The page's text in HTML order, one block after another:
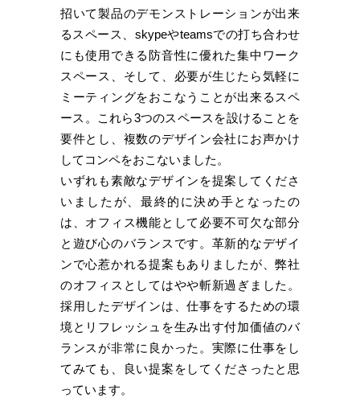
招いて製品のデモンストレーションが出来
るスペース、skypeやteamsでの打ち合わせ
にも使用できる防音性に優れた集中ワーク
スペース、そして、必要が生じたら気軽に
ミーティングをおこなうことが出来るスペ
ース。これら3つのスペースを設けることを
要件とし、複数のデザイン会社にお声かけ
してコンペをおこないました。
いずれも素敵なデザインを提案してくださ
いましたが、最終的に決め手となったの
は、オフィス機能として必要不可欠な部分
と遊び心のバランスです。革新的なデザイ
ンで心惹かれる提案もありましたが、弊社
のオフィスとしてはやや斬新過ぎました。
採用したデザインは、仕事をするための環
境とリフレッシュを生み出す付加価値のバ
ランスが非常に良かった。実際に仕事をし
てみても、良い提案をしてくださったと思
っています。